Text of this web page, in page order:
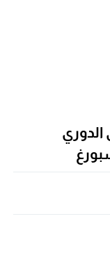
الدوري